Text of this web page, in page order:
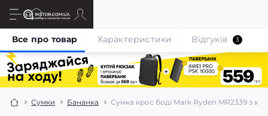
Сумки Бананка Сумка крос боді Mark Ryden MR2339 з
Все про товар Характеристики Відгуків 3